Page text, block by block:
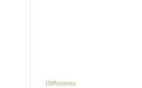
Diffusions